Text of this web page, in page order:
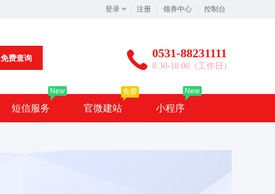
登录 注册 领券中心 控制台
免费查询 0531-88231111
8:30-18:00（工作日）
短信服务
New
官微建站
免费
小程序
New